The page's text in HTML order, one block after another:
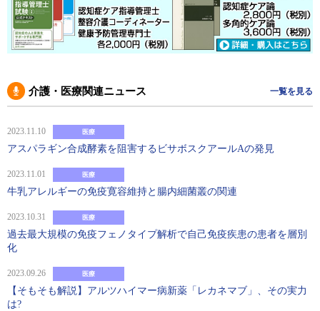
介護・医療関連ニュース 一覧を見る
2023.11.10 医療
アスパラギン合成酵素を阻害するビサボスクアールAの発見
2023.11.01 医療
牛乳アレルギーの免疫寛容維持と腸内細菌叢の関連
2023.10.31 医療
過去最大規模の免疫フェノタイプ解析で自己免疫疾患の患者を層別
化
2023.09.26 医療
【そもそも解説】アルツハイマー病新薬「レカネマブ」、その実力
は?